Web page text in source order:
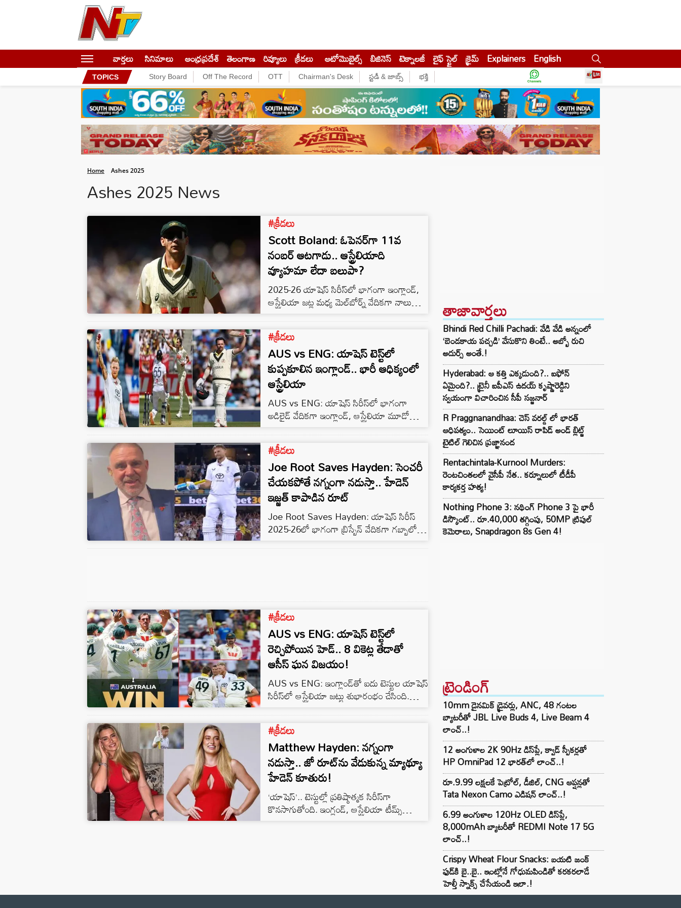
వార్తలు సినిమాలు ఆంధ్రప్రదేశ్ తెలంగాణ రివ్యూలు క్రీడలు ఆటోమొబైల్స్ బిజినెస్‌ టెక్నాలజీ లైఫ్ స్టైల్ క్రైమ్ Explainers English
TOPICS Story Board Off The Record OTT Chairman's Desk స్టడీ & జాబ్స్ భక్తి
Home Ashes 2025
Ashes 2025 News
#క్రీడలు
Scott Boland: ఓపెనర్‌గా 11వ
నంబర్ ఆటగాడు.. ఆస్ట్రేలియాది
వ్యూహమా లేదా బలుపా?
2025-26 యాషెస్‌ సిరీస్‌లో భాగంగా ఇంగ్లాండ్‌,
ఆస్ట్రేలియా జట్ల మధ్య మెల్‌బోర్న్‌ వేదికగా నాలుగో
టెస్ట్‌ మ్యాచ్ జరుగుతోంది. బాక్సింగ్ డే టెస్ట్ మొదటి
రోజు ఆటలో ఏకంగా 20 వికెట్లు నేలకూలాయి.
ఆతిథ్య ఆసీస్ 45.2 ఓవర్లలో 151 పరుగులకు
ఆలౌట్ కాగా.. ఇంగ్లాండ్ 29.5 ఓవర్లలో 110
పరుగులకు ఆలౌట్ అయింది. బాక్సింగ్ డే టెస్ట్‌
మ్యాచ్‌లో మొదటి రోజు 20 వికెట్లు పడటం ఇదే
మొదటిసారి. అయితే ఆస్ట్రేలియా రెండో ఇన్నింగ్స్
సందర్భంగా…
#క్రీడలు
AUS vs ENG: యాషెస్ టెస్ట్‌లో
కుప్పకూలిన ఇంగ్లాండ్.. భారీ ఆధిక్యంలో
ఆస్ట్రేలియా
AUS vs ENG: యాషెస్‌ సిరీస్‌లో భాగంగా
అడిలైడ్‌ వేదికగా ఇంగ్లాండ్, ఆస్ట్రేలియా మూడో
టెస్ట్‌లో తలపడుతున్నాయి. ఆసీస్ భారీ ఆధిక్యం
దిశగా దూసుకెళ్తుంది. 52 ఓవర్లకు 4 వికెట్లు
నష్టపోయి 208 పరుగులు చేసింది. ప్రస్తుతం 293
పరుగుల ఆధిక్యంలో కొనసాగుతుంది.
#క్రీడలు
Joe Root Saves Hayden: సెంచరీ
చేయకపోతే నగ్నంగా నడుస్తా.. హేడెన్
ఇజ్జత్ కాపాడిన రూట్
Joe Root Saves Hayden: యాషెస్ సిరీస్
2025-26లో భాగంగా బ్రిస్బేన్ వేదికగా గబ్బాలో
ఆస్ట్రేలియాతో జరుగుతున్న రెండో టెస్టులో ఇంగ్లాండ్
బ్యాటర్ జో రూట్ 12 ఏళ్ల తర్వాత శతకం కొట్టాడు.
#క్రీడలు
AUS vs ENG: యాషెస్ టెస్ట్⁬లో
రెచ్చిపోయిన హెడ్.. 8 వికెట్ల తేడాతో
ఆసీస్ ఘన విజయం!
AUS vs ENG: ఇంగ్లాండ్‌తో ఐదు టెస్టుల యాషెస్‌
సిరీస్‌లో ఆస్ట్రేలియా జట్టు శుభారంభం చేసింది.
పెర్త్‌లో జరిగిన మొదటి టెస్టు కేవలం రెండు
రోజుల్లోనే ముగిసింది.
#క్రీడలు
Matthew Hayden: నగ్నంగా
నడుస్తా.. జో రూట్‌ను వేడుకున్న మ్యాథ్యూ
హేడెన్ కూతురు!
‘యాషెస్’.. టెస్టుల్లో ప్రతిష్ఠాత్మక సిరీస్‌గా
కొనసాగుతోంది. ఇంగ్లండ్, ఆస్ట్రేలియా టీమ్స్
యాషెస్ సిరీస్ కోసం హోరాహోరీగా తలపడుతాయి.
ఓపెనర్, కామెంటేటర్ మ్యాథ్యూ హేడెన్ కీలక
తాజావార్తలు
Bhindi Red Chilli Pachadi: వేడి వేడి అన్నంలో
‘బెండకాయ పచ్చడి’ వేసుకొని తింటే.. అబ్బో రుచి
అదుర్స్ అంతే.!
Hyderabad: ఆ కత్తి ఎక్కడుంది?.. ఐఫోన్
ఏమైంది?.. ట్రైనీ ఐపీఎస్ ఉదయ్ కృష్ణారెడ్డిని
స్వయంగా విచారించిన సీపీ సజ్జనార్‌
R Praggnanandhaa: చెస్ వరల్డ్ లో భారత్
ఆధిపత్యం.. సెయింట్ లూయిస్ రాపిడ్ అండ్ బ్లిట్జ్
టైటిల్ గెలిచిన ప్రజ్ఞానంద
Rentachintala-Kurnool Murders:
రెంటచింతలలో వైసీపీ నేత.. కర్నూలులో టీడీపీ
కార్యకర్త హత్య!
Nothing Phone 3: నథింగ్ Phone 3 పై భారీ
డిస్కౌంట్.. రూ.40,000 తగ్గింపు, 50MP ట్రిపుల్
కెమెరాలు, Snapdragon 8s Gen 4!
ట్రెండింగ్‌
10mm డైనమిక్ డ్రైవర్లు, ANC, 48 గంటల
బ్యాటరీతో JBL Live Buds 4, Live Beam 4
లాంచ్..!
12 అంగుళాల 2K 90Hz డిస్‌ప్లే, క్వాడ్ స్పీకర్లతో
HP OmniPad 12 భారత్‌లో లాంచ్..!
రూ.9.99 లక్షలకే పెట్రోల్, డీజిల్, CNG ఆప్షన్లతో
Tata Nexon Camo ఎడిషన్ లాంచ్..!
6.99 అంగుళాల 120Hz OLED డిస్‌ప్లే,
8,000mAh బ్యాటరీతో REDMI Note 17 5G
లాంచ్..!
Crispy Wheat Flour Snacks: బయటి జంక్
ఫుడ్‌కి బై..బై.. ఇంట్లోనే గోధుమపిండితో కరకరలాడే
హెల్తీ స్నాక్స్ చేసేయండి ఇలా.!